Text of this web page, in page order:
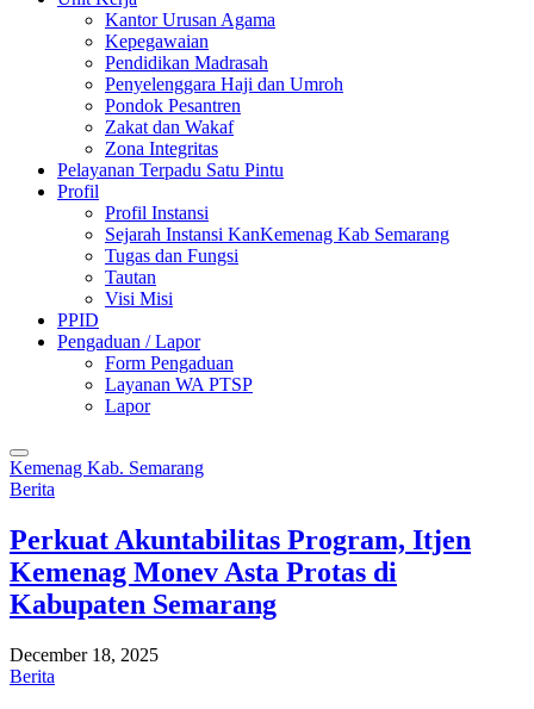
Kantor Urusan Agama
Kepegawaian
Pendidikan Madrasah
Penyelenggara Haji dan Umroh
Pondok Pesantren
Zakat dan Wakaf
Zona Integritas
Pelayanan Terpadu Satu Pintu
Profil
Profil Instansi
Sejarah Instansi KanKemenag Kab Semarang
Tugas dan Fungsi
Tautan
Visi Misi
PPID
Pengaduan / Lapor
Form Pengaduan
Layanan WA PTSP
Lapor
Kemenag Kab. Semarang
Berita
Perkuat Akuntabilitas Program, Itjen
Kemenag Monev Asta Protas di
Kabupaten Semarang
December 18, 2025
Berita